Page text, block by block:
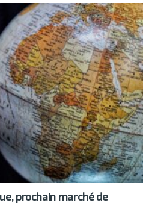
prochain marché de